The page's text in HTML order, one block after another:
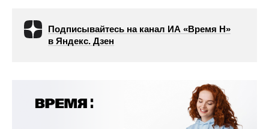
Подписывайтесь на канал ИА «Время Н»
в Яндекс. Дзен